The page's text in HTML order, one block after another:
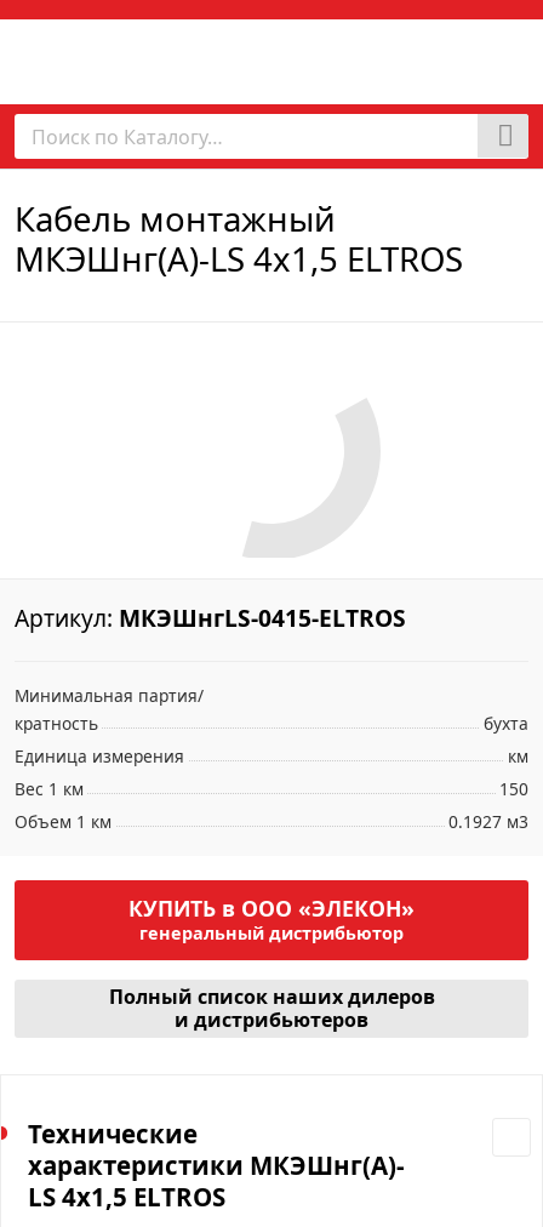
Кабель монтажный
МКЭШнг(А)-LS 4х1,5 ELTROS
Артикул: МКЭШнгLS-0415-ELTROS
Минимальная партия/
кратность
бухта
Единица измерения
км
Вес 1 км
150
Объем 1 км
0.1927 м3
КУПИТЬ в ООО «ЭЛЕКОН»
генеральный дистрибьютор
Полный список наших дилеров
и дистрибьютеров
Технические
характеристики МКЭШнг(А)-
LS 4х1,5 ELTROS